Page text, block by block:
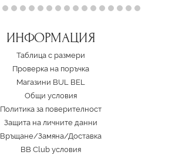
ИНФОРМАЦИЯ
Таблица с размери
Проверка на поръчка
Магазини BUL BEL
Oбщи условия
Политика за поверителност
Защита на личните данни
Връщане/Замяна/Доставка
BB Club условия